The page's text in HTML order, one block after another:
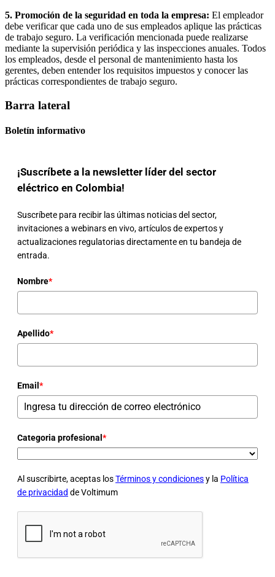
5. Promoción de la seguridad en toda la empresa: El empleador
debe verificar que cada uno de sus empleados aplique las prácticas
de trabajo seguro. La verificación mencionada puede realizarse
mediante la supervisión periódica y las inspecciones anuales. Todos
los empleados, desde el personal de mantenimiento hasta los
gerentes, deben entender los requisitos impuestos y conocer las
prácticas correspondientes de trabajo seguro.
Barra lateral
Boletín informativo
¡Suscríbete a la newsletter líder del sector
eléctrico en Colombia!
Suscríbete para recibir las últimas noticias del sector,
invitaciones a webinars en vivo, artículos de expertos y
actualizaciones regulatorias directamente en tu bandeja de
entrada.
Nombre*
Apellido*
Email *
Categoria profesional *
Al suscribirte, aceptas losTérminos y condicionesy la Política
de privacidad de Voltimum